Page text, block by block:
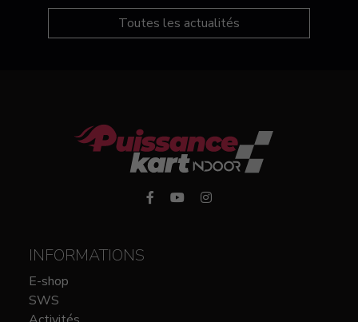
Toutes les actualités
INFORMATIONS
E-shop
SWS